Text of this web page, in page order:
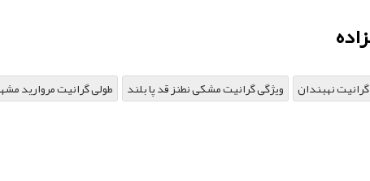
گرانیت نهبندان ویژگی گرانیت مشکی نطنز قد پا بلند
۴۰ طولی گرانیت مروارید